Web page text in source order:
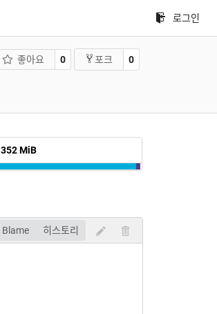
로그인
좋아요 0 포크 0
352 MiB
Blame 히스토리